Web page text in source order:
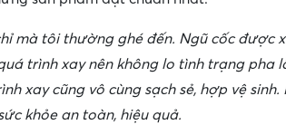
mà tôi thường ghé đến. Ngũ cốc được
trình xay nên không lo tình trạng pha
xay cũng vô cùng sạch sẻ, hợp vệ sinh.
khỏe an toàn, hiệu quả.